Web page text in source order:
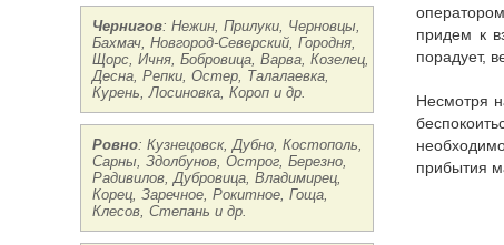
Чернигов: Нежин, Прилуки, Черновцы,
Бахмач, Новгород-Северский, Городня,
Щорс, Ичня, Бобровица, Варва, Козелец,
Десна, Репки, Остер, Талалаевка,
Курень, Лосиновка, Короп и др.
Ровно: Кузнецовск, Дубно, Костополь,
Сарны, Здолбунов, Острог, Березно,
Радивилов, Дубровица, Владимирец,
Корец, Заречное, Рокитное, Гоща,
Клесов, Степань и др.
придем к
порадует,
Несмотря
прибытия